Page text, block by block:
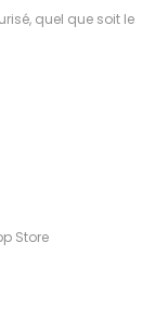
quel que soit le
Store